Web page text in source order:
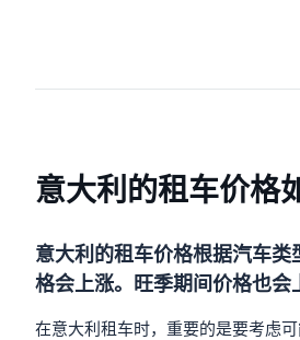
意大利的租车价格
意大利的租车价格根据汽车
格会上涨。旺季期间价格也会
在意大利租车时，重要的是要考虑